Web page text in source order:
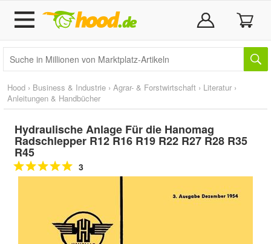
Hood › Business & Industrie › Agrar- & Forstwirtschaft › Literatur ›
Anleitungen & Handbücher
Hydraulische Anlage Für die Hanomag
Radschlepper R12 R16 R19 R22 R27 R28 R35
R45
3